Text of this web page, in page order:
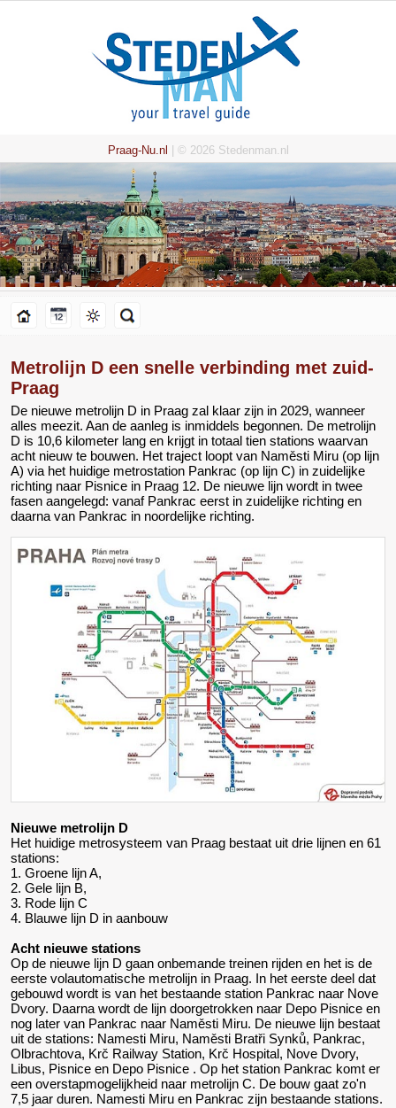
Praag-Nu.nl | © 2026 Stedenman.nl
Metrolijn D een snelle verbinding met zuid-
Praag
De nieuwe metrolijn D in Praag zal klaar zijn in 2029, wanneer
alles meezit. Aan de aanleg is inmiddels begonnen. De metrolijn
D is 10,6 kilometer lang en krijgt in totaal tien stations waarvan
acht nieuw te bouwen. Het traject loopt van Naměsti Miru (op lijn
A) via het huidige metrostation Pankrac (op lijn C) in zuidelijke
richting naar Pisnice in Praag 12. De nieuwe lijn wordt in twee
fasen aangelegd: vanaf Pankrac eerst in zuidelijke richting en
daarna van Pankrac in noordelijke richting.
Nieuwe metrolijn D
Het huidige metrosysteem van Praag bestaat uit drie lijnen en 61
stations:
1. Groene lijn A,
2. Gele lijn B,
3. Rode lijn C
4. Blauwe lijn D in aanbouw
Acht nieuwe stations
Op de nieuwe lijn D gaan onbemande treinen rijden en het is de
eerste volautomatische metrolijn in Praag. In het eerste deel dat
gebouwd wordt is van het bestaande station Pankrac naar Nove
Dvory. Daarna wordt de lijn doorgetrokken naar Depo Pisnice en
nog later van Pankrac naar Naměsti Miru. De nieuwe lijn bestaat
uit de stations: Namesti Miru, Naměsti Bratři Synků, Pankrac,
Olbrachtova, Krč Railway Station, Krč Hospital, Nove Dvory,
Libus, Pisnice en Depo Pisnice . Op het station Pankrac komt er
een overstapmogelijkheid naar metrolijn C. De bouw gaat zo'n
7,5 jaar duren. Namesti Miru en Pankrac zijn bestaande stations.